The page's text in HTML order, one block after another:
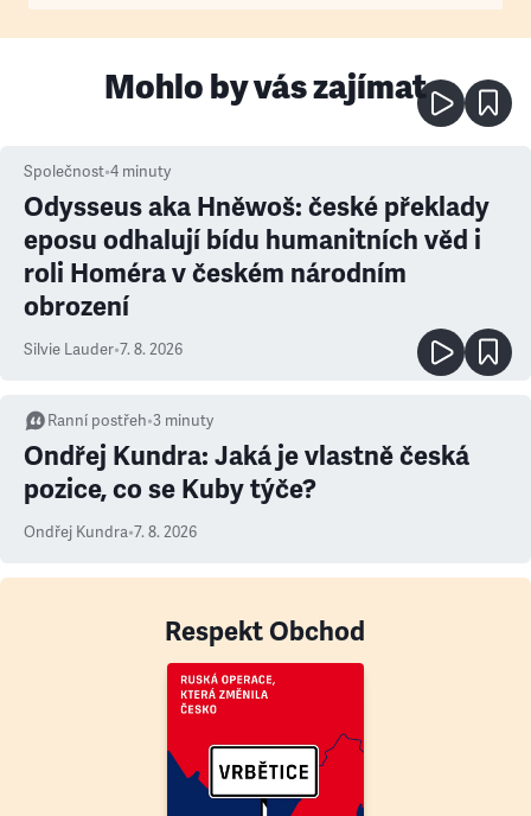
Mohlo by vás zajímat
Společnost•4 minuty
Odysseus aka Hněwoš: české překlady
eposu odhalují bídu humanitních věd i
roli Homéra v českém národním
obrození
Silvie Lauder•7. 8. 2026
Ranní postřeh•3 minuty
Ondřej Kundra: Jaká je vlastně česká
pozice, co se Kuby týče?
Ondřej Kundra•7. 8. 2026
Respekt Obchod